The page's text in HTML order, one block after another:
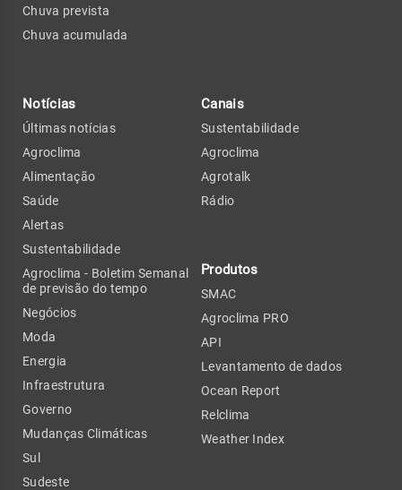
Chuva prevista
Chuva acumulada
Notícias
Últimas notícias
Agroclima
Alimentação
Saúde
Alertas
Sustentabilidade
Agroclima - Boletim Semanal
de previsão do tempo
Negócios
Moda
Energia
Infraestrutura
Governo
Mudanças Climáticas
Sul
Sudeste
Canais
Sustentabilidade
Agroclima
Agrotalk
Rádio
Produtos
SMAC
Agroclima PRO
API
Levantamento de dados
Ocean Report
Relclima
Weather Index